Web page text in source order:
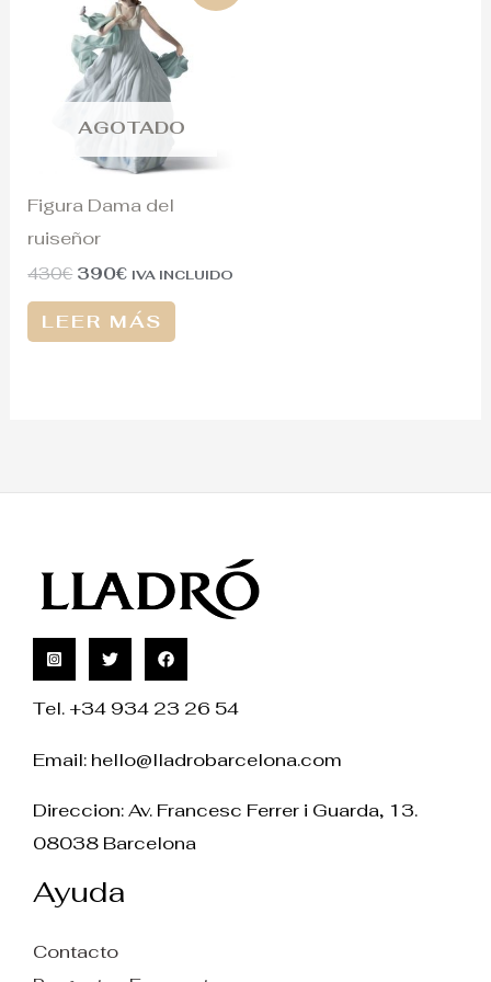
AGOTADO
Figura Dama del
ruiseñor
430€
original
era:
430€.
390€
actual
es:
390€.
IVA INCLUIDO
LEER MÁS
Tel. +34 934 23 26 54
Email: hello@lladrobarcelona.com
Direccion: Av. Francesc Ferrer i Guarda, 13.
08038 Barcelona
Ayuda
Contacto